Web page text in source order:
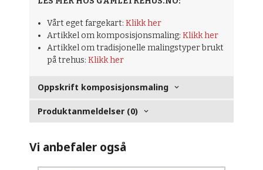
Vårt eget fargekart: Klikk her
Artikkel om komposisjonsmaling: Klikk her
Artikkel om tradisjonelle malingstyper brukt
på trehus: Klikk her
Oppskrift komposisjonsmaling
Produktanmeldelser (0)
Vi anbefaler også